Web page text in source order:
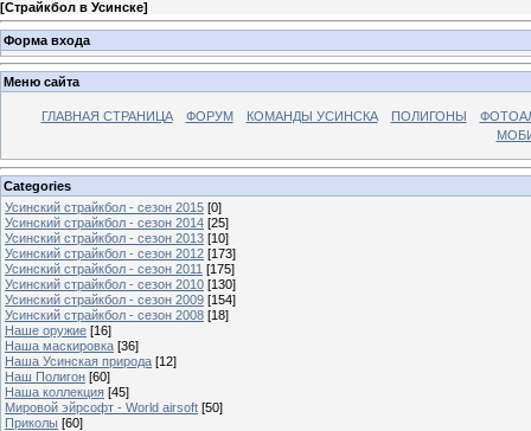
[Страйкбол в Усинске]
Форма входа
Меню сайта
ГЛАВНАЯ СТРАНИЦА ФОРУМ КОМАНДЫ УСИНСКА ПОЛИГОНЫ
Categories
Усинский страйкбол - сезон 2015 [0]
Усинский страйкбол - сезон 2014 [25]
Усинский страйкбол - сезон 2013 [10]
Усинский страйкбол - сезон 2012 [173]
Усинский страйкбол - сезон 2011 [175]
Усинский страйкбол - сезон 2010 [130]
Усинский страйкбол - сезон 2009 [154]
Усинский страйкбол - сезон 2008 [18]
Наше оружие [16]
Наша маскировка [36]
Наша Усинская природа [12]
Наш Полигон [60]
Наша коллекция [45]
Мировой эйрсофт - World airsoft [50]
Приколы [60]